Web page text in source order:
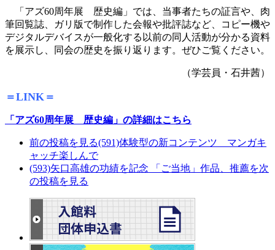
「アズ60周年展 歴史編」では、当事者たちの証言や、肉
筆回覧誌、ガリ版で制作した会報や批評誌など、コピー機や
デジタルデバイスが一般化する以前の同人活動が分かる資料
を展示し、同会の歴史を振り返ります。ぜひご覧ください。
（学芸員・石井茜）
＝LINK＝
「アズ60周年展 歴史編」の詳細はこちら
前の投稿を見る(591)体験型の新コンテンツ マンガキ
ャッチ楽しんで
(593)矢口高雄の功績を記念 「ご当地」作品、推薦を次
の投稿を見る